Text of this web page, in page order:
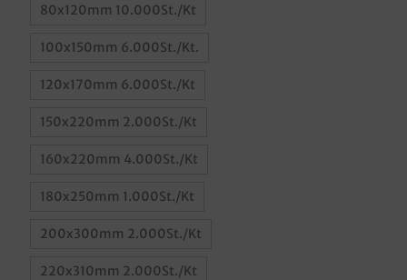
80x120mm 10.000St./Kt
100x150mm 6.000St./Kt.
120x170mm 6.000St./Kt
150x220mm 2.000St./Kt
160x220mm 4.000St./Kt
180x250mm 1.000St./Kt
200x300mm 2.000St./Kt
220x310mm 2.000St./Kt